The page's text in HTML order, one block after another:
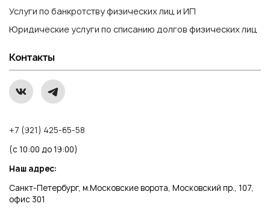
Услуги по банкротству физических лиц и ИП
Юридические услуги по списанию долгов физических лиц
Контакты
+7 (921) 425-65-58
(с 10:00 до 19:00)
Наш адрес:
Санкт-Петербург, м.Московские ворота, Московский пр., 107,
офис 301